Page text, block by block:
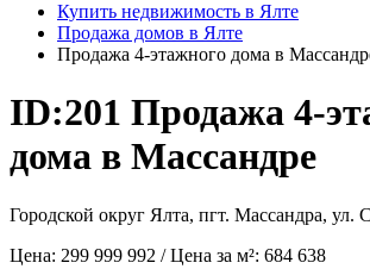
Купить недвижимость в Ялте
Продажа домов в Ялте
Продажа 4-этажного дома в
ID:201 Продажа 4-
дома в Массандре
Городской округ Ялта, пгт. Массандра, ул.
Цена: 299 999 992 / Цена за м²: 684 638